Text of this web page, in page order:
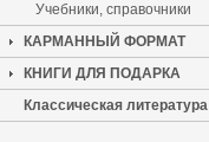
Учебники, справочники
КАРМАННЫЙ ФОРМАТ
КНИГИ ДЛЯ ПОДАРКА
Классическая литература